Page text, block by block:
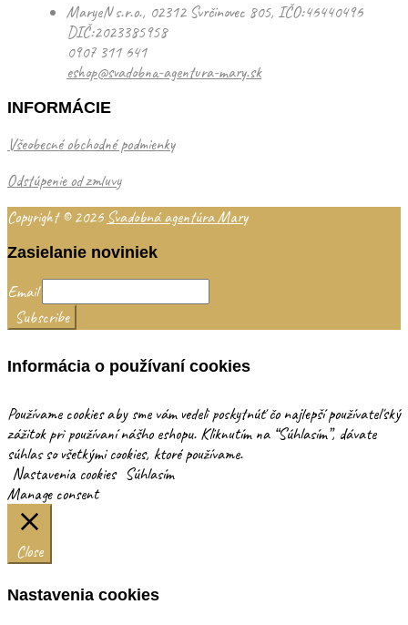
MaryeN s.r.o., 02312 Svrčinovec 805, IČO:46440496
DIČ:2023385958
0907 311 641
eshop@svadobna-agentura-mary.sk
INFORMÁCIE
Všeobecné obchodné podmienky
Odstúpenie od zmluvy
Copyright © 2026 Svadobná agentúra Mary
Zasielanie noviniek
Email
Informácia o používaní cookies
Používame cookies aby sme vám vedeli poskytnúť čo najlepší používateľský
zážitok pri používaní nášho eshopu. Kliknutím na “Súhlasím”, dávate
súhlas so všetkými cookies, ktoré používame.
Nastavenia cookies Súhlasím
Manage consent
Close
Nastavenia cookies